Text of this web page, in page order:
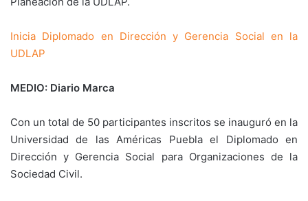
Inicia Diplomado en Dirección y Gerencia Social en la
UDLAP
MEDIO: Diario Marca
Con un total de 50 participantes inscritos se inauguró en la
Universidad de las Américas Puebla el Diplomado en
Dirección y Gerencia Social para Organizaciones de la
Sociedad Civil.